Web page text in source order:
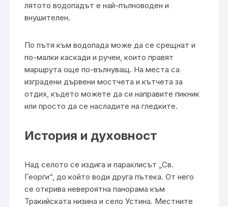
лятото водопадът е най-пълноводен и
внушителен.
По пътя към водопада може да се срещнат и
по-малки каскади и ручеи, които правят
маршрута още по-вълнуващ. На места са
изградени дървени мостчета и кътчета за
отдих, където можете да си направите пикник
или просто да се насладите на гледките.
История и духовност
Над селото се издига и параклисът „Св.
Георги“, до който води друга пътека. От него
се открива невероятна панорама към
Тракийската низина и село Устина. Местните